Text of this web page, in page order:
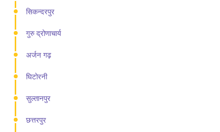
सिकन्दरपुर
गुरु द्रोणाचार्य
अर्जन गढ़
घिटोरनी
सुल्तानपुर
छत्तरपुर